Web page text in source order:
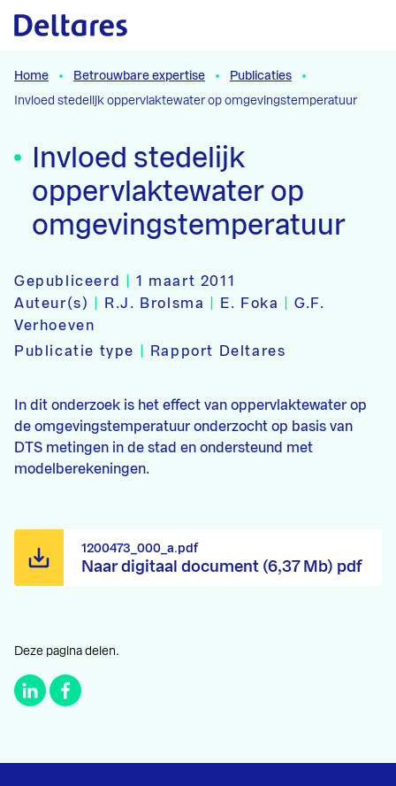
Naar hoofdcontent
Home Betrouwbare expertise
Publicaties
Invloed stedelijk oppervlaktewater op omgevingstemperatuur
Invloed stedelijk
oppervlaktewater op
omgevingstemperatuur
Gepubliceerd |1 maart 2011
Auteur(s)
R.J. Brolsma E. Foka |G.F.
Verhoeven
Publicatie type
Rapport Deltares
In dit onderzoek is het effect van oppervlaktewater op
de omgevingstemperatuur onderzocht op basis van
DTS metingen in de stad en ondersteund met
modelberekeningen.
Naar digitaal document (6,37 Mb) pdf
1200473_000_a.pdf
Deze pagina delen.